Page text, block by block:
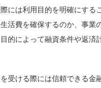
には利用目的を明確にする
活費を確保するのか、事業
的によって融資条件や返済
受ける際には信頼できる金